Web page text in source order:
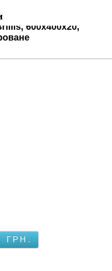
600х400х20,
ГРН.